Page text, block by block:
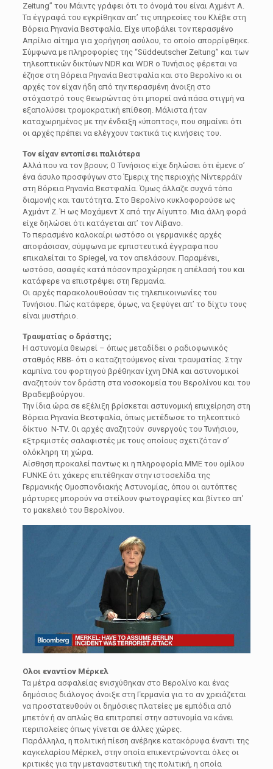
Zeitung” του Μάιντς γράφει ότι το όνομά του είναι Αχμέντ Α.
Τα έγγραφά του εγκρίθηκαν απ’ τις υπηρεσίες του Κλέβε στη
Βόρεια Ρηνανία Βεστφαλία. Είχε υποβάλει τον περασμένο
Απρίλιο αίτημα για χορήγηση ασύλου, το οποίο απορρίφθηκε.
Σύμφωνα με πληροφορίες της “Süddeutscher Zeitung” και των
τηλεοπτικών δικτύων NDR και WDR ο Τυνήσιος φέρεται να
έζησε στη Βόρεια Ρηνανία Βεστφαλία και στο Βερολίνο κι οι
αρχές τον είχαν ήδη από την περασμένη άνοιξη στο
στόχαστρό τους θεωρώντας ότι μπορεί ανά πάσα στιγμή να
εξαπολύσει τρομοκρατική επίθεση. Μάλιστα ήταν
καταχωρημένος με την ένδειξη «ύποπτος», που σημαίνει ότι
οι αρχές πρέπει να ελέγχουν τακτικά τις κινήσεις του.
Τον είχαν εντοπίσει παλιότερα
Αλλά που να τον βρουν; Ο Τυνήσιος είχε δηλώσει ότι έμενε σ’
ένα άσυλο προσφύγων στο Έμεριχ της περιοχής Νίντερράϊν
στη Βόρεια Ρηνανία Βεστφαλία. Όμως άλλαζε συχνά τόπο
διαμονής και ταυτότητα. Στο Βερολίνο κυκλοφορούσε ως
Αχμάντ Ζ. Ή ως Μοχάμεντ Χ από την Αίγυπτο. Μια άλλη φορά
είχε δηλώσει ότι κατάγεται απ’ τον Λίβανο.
Το περασμένο καλοκαίρι ωστόσο οι γερμανικές αρχές
αποφάσισαν, σύμφωνα με εμπιστευτικά έγγραφα που
επικαλείται το Spiegel, να τον απελάσουν. Παραμένει,
ωστόσο, ασαφές κατά πόσον προχώρησε η απέλασή του και
κατάφερε να επιστρέψει στη Γερμανία.
Οι αρχές παρακολουθούσαν τις τηλεπικοινωνίες του
Τυνήσιου. Πώς κατάφερε, όμως, να ξεφύγει απ’ το δίχτυ τους
είναι μυστήριο.
Τραυματίας ο δράστης;
H αστυνομία θεωρεί – όπως μεταδίδει ο ραδιοφωνικός
σταθμός RBB- ότι ο καταζητούμενος είναι τραυματίας. Στην
καμπίνα του φορτηγού βρέθηκαν ίχνη DNA και αστυνομικοί
αναζητούν τον δράστη στα νοσοκομεία του Βερολίνου και του
Βραδεμβούργου.
Την ίδια ώρα σε εξέλιξη βρίσκεται αστυνομική επιχείρηση στη
Βόρεια Ρηνανία Βεστφαλία, όπως μετέδωσε το τηλεοπτικό
δίκτυο N-TV. Οι αρχές αναζητούν συνεργούς του Τυνήσιου,
εξτρεμιστές σαλαφιστές με τους οποίους σχετιζόταν σ’
ολόκληρη τη χώρα.
Αίσθηση προκαλεί παντως κι η πληροφορία ΜΜΕ του ομίλου
FUNKE ότι χάκερς επιτέθηκαν στην ιστοσελίδα της
Γερμανικής Ομοσπονδιακής Αστυνομίας, όπου οι αυτόπτες
μάρτυρες μπορούν να στείλουν φωτογραφίες και βίντεο απ’
το μακελειό του Βερολίνου.
Ολοι εναντίον Μέρκελ
Τα μέτρα ασφαλείας ενισχύθηκαν στο Βερολίνο και ένας
δημόσιος διάλογος άνοιξε στη Γερμανία για το αν χρειάζεται
να προστατευθούν οι δημόσιες πλατείες με εμπόδια από
μπετόν ή αν απλώς θα επιτραπεί στην αστυνομία να κάνει
περιπολείες όπως γίνεται σε άλλες χώρες.
Παράλληλα, η πολιτική πίεση ανέβηκε κατακόρυφα έναντι της
καγκελαρίου Μέρκελ, στην οποία επικεντρώνονται όλες οι
κριτικές για την μεταναστευτική της πολιτική, η οποία